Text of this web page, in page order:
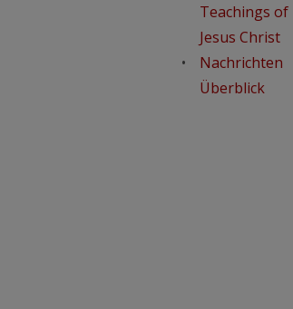
Teachings of
Jesus Christ
Nachrichten
Überblick